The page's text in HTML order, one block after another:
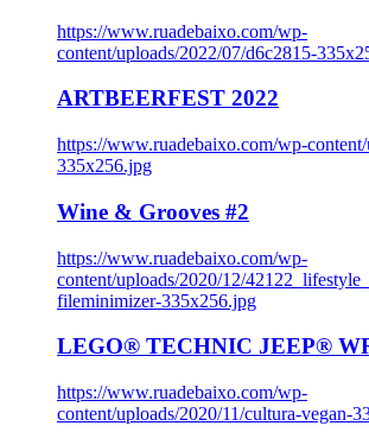
https://www.ruadebaixo.com/wp-
content/uploads/2022/07/d6c2815-
ARTBEERFEST 2022
https://www.ruadebaixo.com/wp-
335x256.jpg
Wine & Grooves #2
https://www.ruadebaixo.com/wp-
content/uploads/2020/12/
fileminimizer-335x256.jpg
LEGO® TECHNIC JEEP®
https://www.ruadebaixo.com/wp-
content/uploads/2020/11/cultura-vegan-